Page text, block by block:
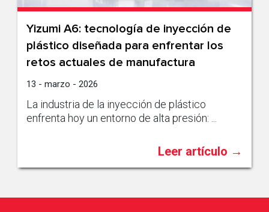
Yizumi A6: tecnología de inyección de
plástico diseñada para enfrentar los
retos actuales de manufactura
13 - marzo - 2026
La industria de la inyección de plástico
enfrenta hoy un entorno de alta presión: ...
Leer artículo →